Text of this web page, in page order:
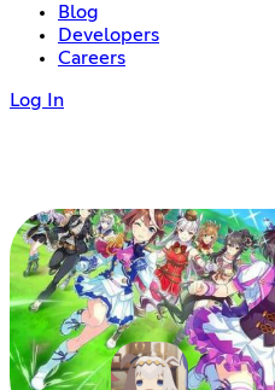
Blog
Developers
Careers
Log In